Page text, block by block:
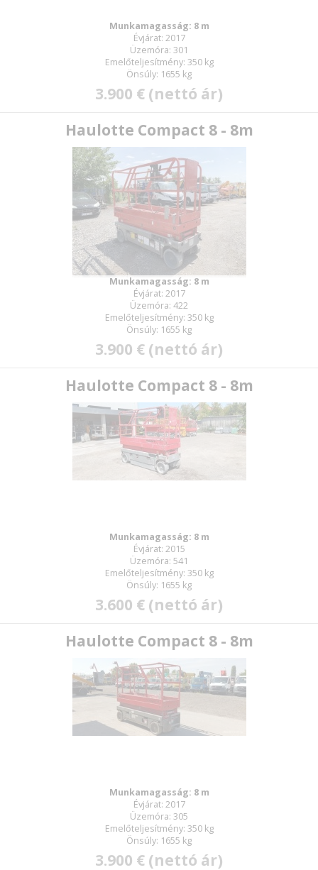
Munkamagasság: 8 m
Évjárat: 2017
Üzemóra: 301
Emelőteljesítmény: 350 kg
Önsúly: 1655 kg
3.900 € (nettó ár)
Haulotte Compact 8 - 8m
Munkamagasság: 8 m
Évjárat: 2017
Üzemóra: 422
Emelőteljesítmény: 350 kg
Önsúly: 1655 kg
3.900 € (nettó ár)
Haulotte Compact 8 - 8m
Munkamagasság: 8 m
Évjárat: 2015
Üzemóra: 541
Emelőteljesítmény: 350 kg
Önsúly: 1655 kg
3.600 € (nettó ár)
Haulotte Compact 8 - 8m
Munkamagasság: 8 m
Évjárat: 2017
Üzemóra: 305
Emelőteljesítmény: 350 kg
Önsúly: 1655 kg
3.900 € (nettó ár)